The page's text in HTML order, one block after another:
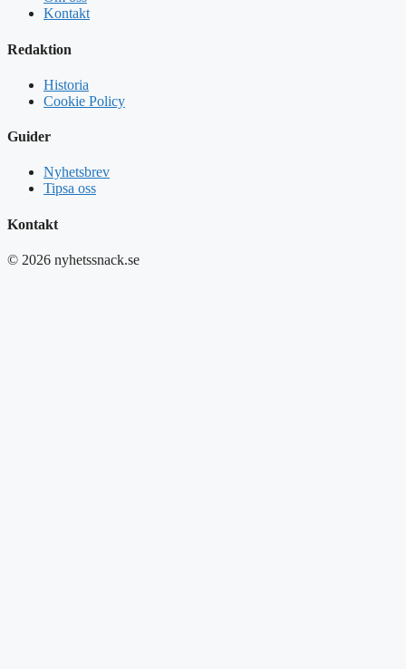
Kontakt
Redaktion
Historia
Cookie Policy
Guider
Nyhetsbrev
Tipsa oss
Kontakt
© 2026 nyhetssnack.se